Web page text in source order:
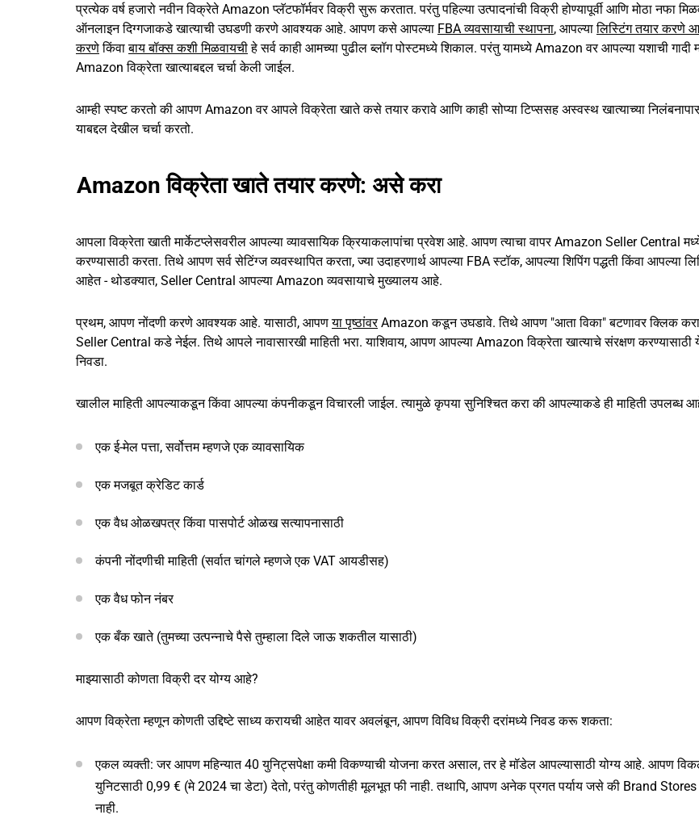
प्रत्येक वर्ष हजारो नवीन विक्रेते Amazon प्लॅटफॉर्मवर विक्री सुरू करतात. परंतु पहिल्या उत्पादनांची विक्री होण्यापूर्वी आणि मोठा नफा
ऑनलाइन दिग्गजाकडे खात्याची उघडणी करणे आवश्यक आहे. आपण कसे आपल्या FBA व्यवसायाची स्थापना, आपल्यालिस्टिंग तयार करणे
करणेकिंवाबाय बॉक्स कशी मिळवायचीहे सर्व काही आमच्या पुढील ब्लॉग पोस्टमध्ये शिकाल. परंतु यामध्ये Amazon वर आपल्या यशाची
Amazon विक्रेता खात्याबद्दल चर्चा केली जाईल.
आम्ही स्पष्ट करतो की आपण Amazon वर आपले विक्रेता खाते कसे तयार करावे आणि काही सोप्या टिप्ससह अस्वस्थ खात्याच्या
याबद्दल देखील चर्चा करतो.
Amazon विक्रेता खाते तयार करणे: असे करा
आपला विक्रेता खाती मार्केटप्लेसवरील आपल्या व्यावसायिक क्रियाकलापांचा प्रवेश आहे. आपण त्याचा वापर Amazon Seller Central
करण्यासाठी करता. तिथे आपण सर्व सेटिंग्ज व्यवस्थापित करता, ज्या उदाहरणार्थ आपल्या FBA स्टॉक, आपल्या शिपिंग पद्धती किंवा आपल्या
आहेत - थोडक्यात, Seller Central आपल्या Amazon व्यवसायाचे मुख्यालय आहे.
प्रथम, आपण नोंदणी करणे आवश्यक आहे. यासाठी, आपणया पृष्ठांवरAmazon कडून उघडावे. तिथे आपण "आता विका" बटणावर क्लिक
Seller Central कडे नेईल. तिथे आपले नावासारखी माहिती भरा. याशिवाय, आपण आपल्या Amazon विक्रेता खात्याचे संरक्षण करण्यासाठी
निवडा.
खालील माहिती आपल्याकडून किंवा आपल्या कंपनीकडून विचारली जाईल. त्यामुळे कृपया सुनिश्चित करा की आपल्याकडे ही माहिती उपलब्ध
एक ई-मेल पत्ता, सर्वोत्तम म्हणजे एक व्यावसायिक
एक मजबूत क्रेडिट कार्ड
एक वैध ओळखपत्र किंवा पासपोर्ट ओळख सत्यापनासाठी
कंपनी नोंदणीची माहिती (सर्वात चांगले म्हणजे एक VAT आयडीसह)
एक वैध फोन नंबर
एक बँक खाते (तुमच्या उत्पन्नाचे पैसे तुम्हाला दिले जाऊ शकतील यासाठी)
माझ्यासाठी कोणता विक्री दर योग्य आहे?
आपण विक्रेता म्हणून कोणती उद्दिष्टे साध्य करायची आहेत यावर अवलंबून, आपण विविध विक्री दरांमध्ये निवड करू शकता:
एकल व्यक्ती: जर आपण महिन्यात 40 युनिट्सपेक्षा कमी विकण्याची योजना करत असाल, तर हे मॉडेल आपल्यासाठी योग्य आहे. आपण
युनिटसाठी 0,99 € (मे 2024 चा डेटा) देतो, परंतु कोणतीही मूलभूत फी नाही. तथापि, आपण अनेक प्रगत पर्याय जसे की Brand
नाही.